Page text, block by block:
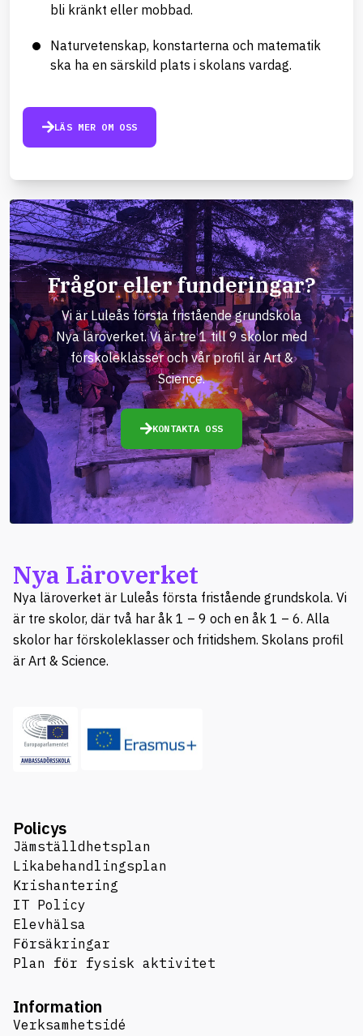
bli kränkt eller mobbad.
Naturvetenskap, konstarterna och matematik
ska ha en särskild plats i skolans vardag.
LÄS MER OM OSS
Frågor eller funderingar?
Vi är Luleås första fristående grundskola
Nya läroverket. Vi är tre 1 till 9 skolor med
förskoleklasser och vår profil är Art &
Science.
KONTAKTA OSS
Nya Läroverket
Nya läroverket är Luleås första fristående grundskola. Vi
är tre skolor, där två har åk 1 – 9 och en åk 1 – 6. Alla
skolor har förskoleklasser och fritidshem. Skolans profil
är Art & Science.
Policys
Jämställdhetsplan
Likabehandlingsplan
Krishantering
IT Policy
Elevhälsa
Försäkringar
Plan för fysisk aktivitet
Information
Verksamhetsidé